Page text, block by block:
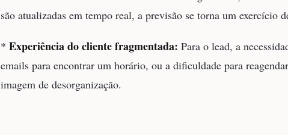
são atualizadas em tempo real, a previsão se torna um exercício
* Experiência do cliente fragmentada: Para o lead, a
emails para encontrar um horário, ou a dificuldade para
imagem de desorganização.